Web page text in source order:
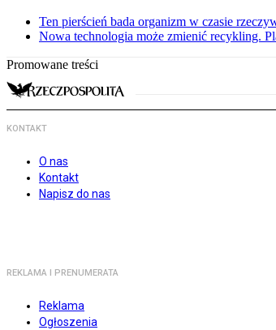
Ten pierścień bada organizm w czasie
Nowa technologia może zmienić recykling.
Promowane treści
KONTAKT
O nas
Kontakt
Napisz do nas
REKLAMA I PRENUMERATA
Reklama
Ogłoszenia